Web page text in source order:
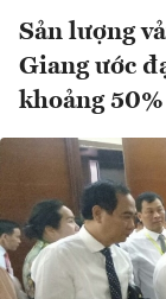
Sản lượng
Giang ước
khoảng